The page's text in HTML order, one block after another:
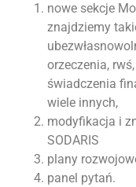
nowe sekcje
znajdziemy
orzeczenia,
świadczenia
wiele innych,
modyfikacja i
SODARIS
plany
panel pytań.